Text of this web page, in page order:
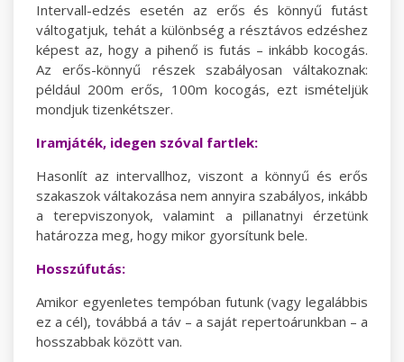
Intervall-edzés esetén az erős és könnyű futást
váltogatjuk, tehát a különbség a résztávos edzéshez
képest az, hogy a pihenő is futás – inkább kocogás.
Az erős-könnyű részek szabályosan váltakoznak:
például 200m erős, 100m kocogás, ezt ismételjük
mondjuk tizenkétszer.
Iramjáték, idegen szóval fartlek:
Hasonlít az intervallhoz, viszont a könnyű és erős
szakaszok váltakozása nem annyira szabályos, inkább
a terepviszonyok, valamint a pillanatnyi érzetünk
határozza meg, hogy mikor gyorsítunk bele.
Hosszúfutás:
Amikor egyenletes tempóban futunk (vagy legalábbis
ez a cél), továbbá a táv – a saját repertoárunkban – a
hosszabbak között van.